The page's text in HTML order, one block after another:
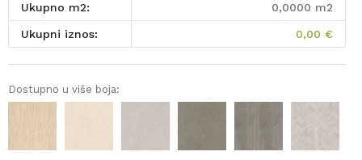
Ukupno m2: 0,0000 m2
Ukupni iznos: 0,00 €
Dostupno u više boja: